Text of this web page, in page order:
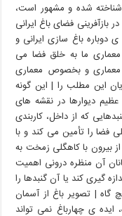
شده و مشهور است،
بازآفرینی فضای باغ ایرانی
دوباره باغ سازی ایرانی و
ما به خلق فضا می
معماری و بخصوص معماری
این مطلب را | این گونه
دیوارها در نقشه های
که از داخل، کاربندی
فضا را تأمین می کند و با
بیرون با کاهگلی زمخت به
آن منظره درونی اهمیت
گیری کند یا آن گنبدها را
گاه | تصویر باغ از آسمان
۱۳۸۳: ۲۰ و ۱۹) بعلاوه، ایده ی چهارباغ نمی تواند